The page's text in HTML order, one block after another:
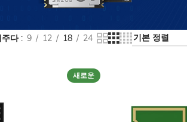
주다 9 12 18 24
새로운